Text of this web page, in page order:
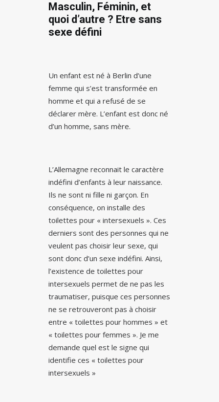
Masculin, Féminin, et
quoi d’autre ? Etre sans
sexe défini
Un enfant est né à Berlin d’une
femme qui s’est transformée en
homme et qui a refusé de se
déclarer mère. L’enfant est donc né
d’un homme, sans mère.
L’Allemagne reconnait le caractère
indéfini d’enfants à leur naissance.
Ils ne sont ni fille ni garçon. En
conséquence, on installe des
toilettes pour « intersexuels ». Ces
derniers sont des personnes qui ne
veulent pas choisir leur sexe, qui
sont donc d’un sexe indéfini. Ainsi,
l’existence de toilettes pour
intersexuels permet de ne pas les
traumatiser, puisque ces personnes
ne se retrouveront pas à choisir
entre « toilettes pour hommes » et
« toilettes pour femmes ». Je me
demande quel est le signe qui
identifie ces « toilettes pour
intersexuels »